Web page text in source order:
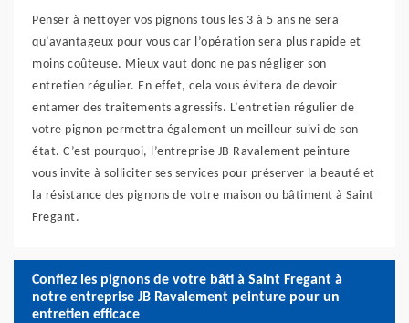
Penser à nettoyer vos pignons tous les 3 à 5 ans ne sera
qu’avantageux pour vous car l’opération sera plus rapide et
moins coûteuse. Mieux vaut donc ne pas négliger son
entretien régulier. En effet, cela vous évitera de devoir
entamer des traitements agressifs. L’entretien régulier de
votre pignon permettra également un meilleur suivi de son
état. C’est pourquoi, l’entreprise JB Ravalement peinture
vous invite à solliciter ses services pour préserver la beauté et
la résistance des pignons de votre maison ou bâtiment à Saint
Fregant.
Confiez les pignons de votre bâti à Saint Fregant à
notre entreprise JB Ravalement peinture pour un
entretien efficace